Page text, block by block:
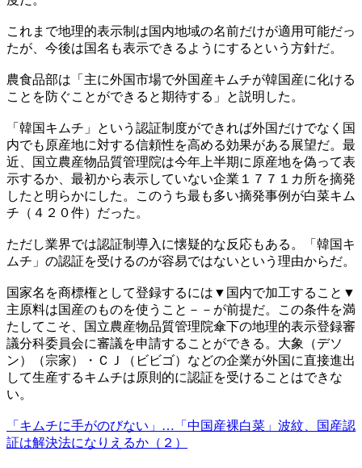
これまで地理的表示制は国内地域の名前だけが適用可能だっ
たが、今後は国名も表示できるようにするという方針だ。
農食品部は「主に外国市場で外国産キムチが韓国産に化ける
ことを防ぐことができると期待する」と説明した。
「韓国キムチ」という認証制度ができれば外国だけでなく国
内でも原産地に対する信頼性を高める効果がある展望だ。最
近、国立農産物品質管理院は今年上半期に原産地を偽って表
示するか、最初から表示していない企業１７７１カ所を摘発
したと明らかにした。このうち最も多い摘発事例が白菜キム
チ（４２０件）だった。
ただし業界では認証制導入に懐疑的な反応もある。「韓国キ
ムチ」の認証を受けるのが容易ではないという理由からだ。
国家名を商標権として登録するには▼国内で加工すること▼
主原料は国産のものを使うこと－－が前提だ。この条件を満
たしてこそ、国立農産物品質管理院傘下の地理的表示登録審
議分科委員会に審議を申請することができる。大象（デソ
ン）（宗家）・ＣＪ（ビビゴ）などの企業が外国に直接進出
して生産するキムチは原則的に認証を受けることはできな
い。
「キムチに手がのびない」…「中国産裸白菜」波紋、国産認
証は解決法になりえるか（２）